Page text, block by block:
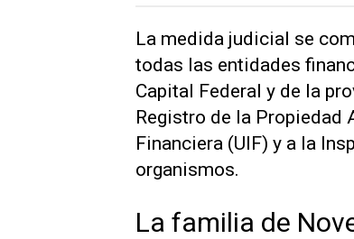
La medida judicial se
todas las entidades
Capital Federal y de la
Registro de la Propiedad
Financiera (UIF) y a la
organismos.
La familia de